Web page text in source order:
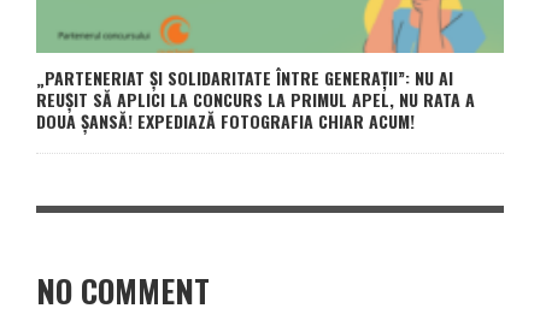
„PARTENERIAT ȘI SOLIDARITATE ÎNTRE GENERAȚII”: NU AI
REUȘIT SĂ APLICI LA CONCURS LA PRIMUL APEL, NU RATA A
DOUA ȘANSĂ! EXPEDIAZĂ FOTOGRAFIA CHIAR ACUM!
NO COMMENT